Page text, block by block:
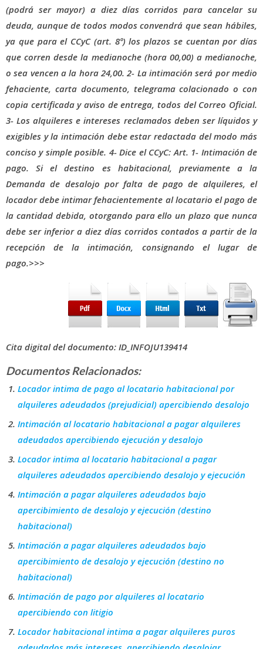
(podrá ser mayor) a diez días corridos para cancelar su
deuda, aunque de todos modos convendrá que sean hábiles,
ya que para el CCyC (art. 8º) los plazos se cuentan por días
que corren desde la medianoche (hora 00,00) a medianoche,
o sea vencen a la hora 24,00.2- La intimación será por medio
fehaciente, carta documento, telegrama colacionado o con
copia certificada y aviso de entrega, todos del Correo Oficial.
3- Los alquileres e intereses reclamados deben ser líquidos y
exigibles y la intimación debe estar redactada del modo más
conciso y simple posible. 4-Dice el CCyC: Art. 1- Intimación de
pago. Si el destino es habitacional, previamente a la
Demanda de desalojo por falta de pago de alquileres, el
locador debe intimar fehacientemente al locatario el pago de
la cantidad debida, otorgando para ello un plazo que nunca
debe ser inferior a diez días corridos contados a partir de la
recepción de la intimación, consignando el lugar de
pago.>>>
Cita digital del documento: ID_INFOJU139414
Documentos Relacionados:
Locador intima de pago al locatario habitacional por
alquileres adeudados (prejudicial) apercibiendo desalojo
Intimación al locatario habitacional a pagar alquileres
adeudados apercibiendo ejecución y desalojo
Locador intima al locatario habitacional a pagar
alquileres adeudados apercibiendo desalojo y ejecución
Intimación a pagar alquileres adeudados bajo
apercibimiento de desalojo y ejecución (destino
habitacional)
Intimación a pagar alquileres adeudados bajo
apercibimiento de desalojo y ejecución (destino no
habitacional)
Intimación de pago por alquileres al locatario
apercibiendo con litigio
Locador habitacional intima a pagar alquileres puros